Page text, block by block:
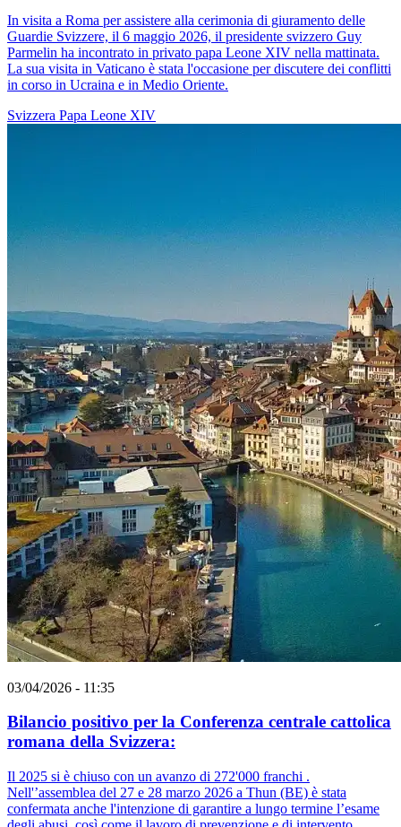
In visita a Roma per assistere alla cerimonia di giuramento delle
Guardie Svizzere, il 6 maggio 2026, il presidente svizzero Guy
Parmelin ha incontrato in privato papa Leone XIV nella mattinata.
La sua visita in Vaticano è stata l'occasione per discutere dei conflitti
in corso in Ucraina e in Medio Oriente.
Svizzera Papa Leone XIV
03/04/2026 - 11:35
Bilancio positivo per la Conferenza centrale cattolica
romana della Svizzera:
Il 2025 si è chiuso con un avanzo di 272'000 franchi .
Nell'’assemblea del 27 e 28 marzo 2026 a Thun (BE) è stata
confermata anche l'intenzione di garantire a lungo termine l’esame